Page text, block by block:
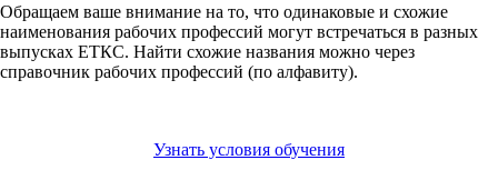
Обращаем ваше внимание на то, что одинаковые и схожие
наименования рабочих профессий могут встречаться в разных
выпусках ЕТКС. Найти схожие названия можно через
справочник рабочих профессий (по алфавиту).
Узнать условия обучения